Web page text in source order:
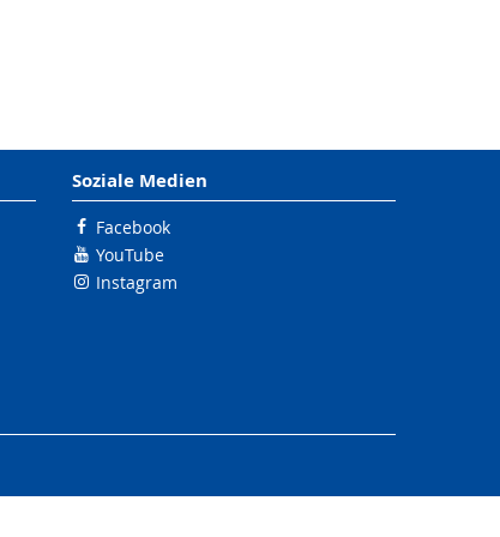
Soziale Medien
Facebook
YouTube
Instagram